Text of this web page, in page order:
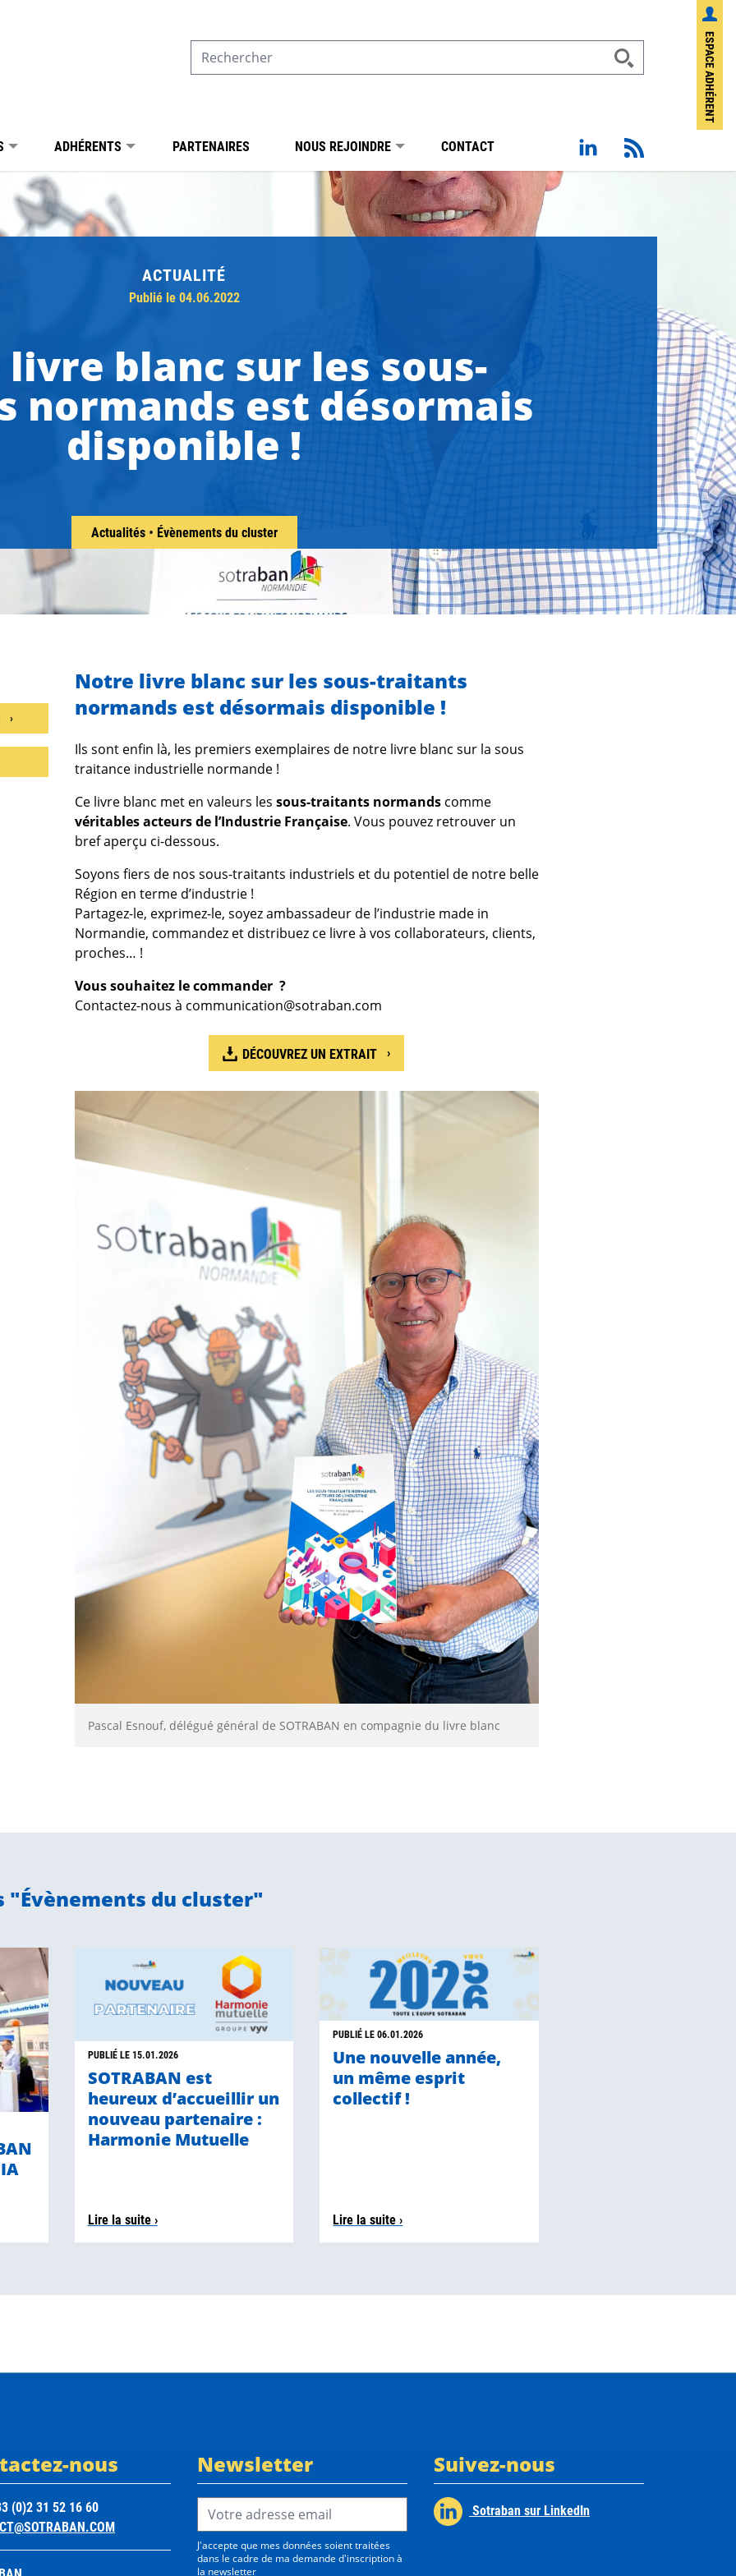
ESPACE ADHÉRENT
ADHÉRENTS PARTENAIRES NOUS REJOINDRE CONTACT Page Linkedin de
ACTUALITÉ
Publié le 04.06.2022
blanc sur les sous-
normands est désormais
disponible !
Actualités • Évènements du cluster
Notre livre blanc sur les sous-traitants
normands est désormais disponible !
Ils sont enfin là, les premiers exemplaires de notre livre blanc sur la sous
traitance industrielle normande !
Ce livre blanc met en valeurs les sous-traitants normandscomme
véritables acteurs de l’Industrie Française. Vous pouvez retrouver un
bref aperçu ci-dessous.
Soyons fiers de nos sous-traitants industriels et du potentiel de notre belle
Région en terme d’industrie !
Partagez-le, exprimez-le, soyez ambassadeur de l’industrie made in
Normandie, commandez et distribuez ce livre à vos collaborateurs, clients,
proches… !
Vous souhaitez le commander ?
Contactez-nous à communication@sotraban.com
DÉCOUVREZ UN EXTRAIT
Pascal Esnouf, délégué général de SOTRABAN en compagnie du livre blanc
du cluster"
PUBLIÉ LE 15.01.2026
SOTRABAN est
heureux d’accueillir un
nouveau partenaire :
Harmonie Mutuelle
Lire la suite ›
PUBLIÉ LE 06.01.2026
Une nouvelle année,
un même esprit
collectif !
Lire la suite ›
nous
(0)2 31 52 16 60
Newsletter
Email Address*
J'accepte que mes données soient traitées
dans le cadre de ma demande d'inscription à
la newsletter
Suivez-nous
Sotraban sur LinkedIn